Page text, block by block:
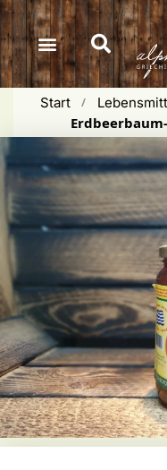
springen
Start /